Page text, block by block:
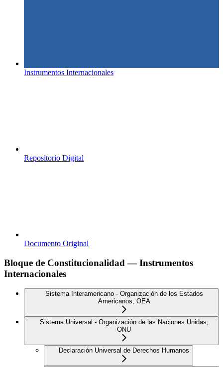
Instrumentos Internacionales
Repositorio Digital
Documento Original
Bloque de Constitucionalidad — Instrumentos
Internacionales
Sistema Interamericano - Organización de los Estados
Americanos, OEA
Sistema Universal - Organización de las Naciones Unidas,
ONU
Declaración Universal de Derechos Humanos